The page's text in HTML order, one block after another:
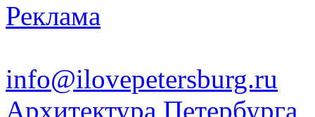
Реклама
info@ilovepetersburg.ru
Архитектура Петербурга